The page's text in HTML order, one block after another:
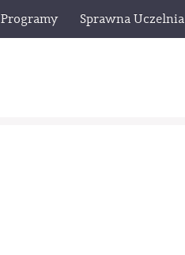
Programy Sprawna Uczelnia